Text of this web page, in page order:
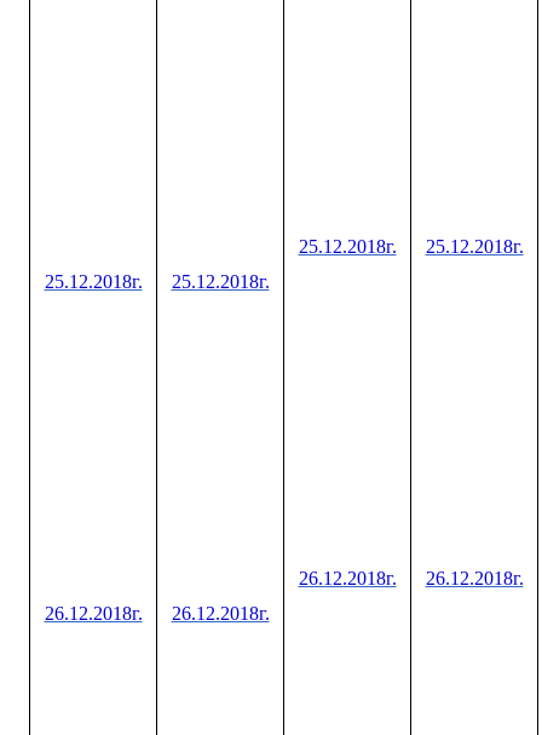
25.12.2018г.
26.12.2018г.
25.12.2018г.
26.12.2018г.
25.12.2018г.
26.12.2018г.
25.12.2018г.
26.12.2018г.